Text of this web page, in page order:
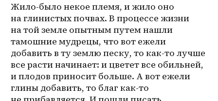
Жило-было некое племя, и жило оно
на глинистых почвах. В процессе жизни
на той земле опытным путем нашли
тамошние мудрецы, что вот ежели
добавить в ту землю песку, то как-то лучше
все расти начинает: и цветет все обильней,
и плодов приносит больше. А вот ежели
глины добавить, то благ как-то